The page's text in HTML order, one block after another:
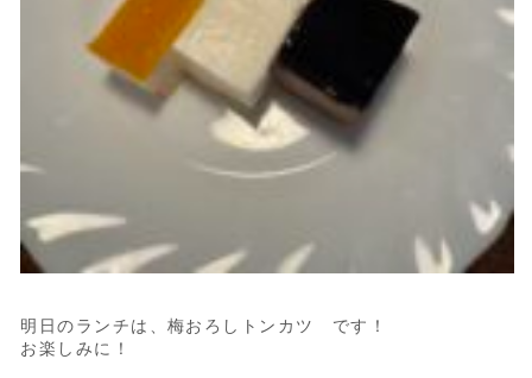
明日のランチは、梅おろしトンカツ です！
お楽しみに！